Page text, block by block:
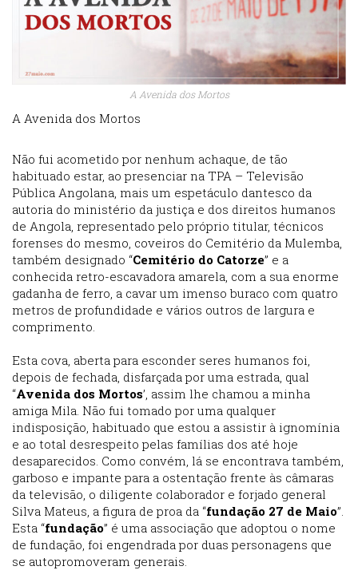
A Avenida dos Mortos
A Avenida dos Mortos
Não fui acometido por nenhum achaque, de tão
habituado estar, ao presenciar na TPA – Televisão
Pública Angolana, mais um espetáculo dantesco da
autoria do ministério da justiça e dos direitos humanos
de Angola, representado pelo próprio titular, técnicos
forenses do mesmo, coveiros do Cemitério da Mulemba,
também designado “Cemitério do Catorze” e a
conhecida retro-escavadora amarela, com a sua enorme
gadanha de ferro, a cavar um imenso buraco com quatro
metros de profundidade e vários outros de largura e
comprimento.
Esta cova, aberta para esconder seres humanos foi,
depois de fechada, disfarçada por uma estrada, qual
“Avenida dos Mortos’, assim lhe chamou a minha
amiga Mila. Não fui tomado por uma qualquer
indisposição, habituado que estou a assistir à ignomínia
e ao total desrespeito pelas famílias dos até hoje
desaparecidos. Como convém, lá se encontrava também,
garboso e impante para a ostentação frente às câmaras
da televisão, o diligente colaborador e forjado general
Silva Mateus, a figura de proa da “fundação 27 de Maio”.
Esta “fundação” é uma associação que adoptou o nome
de fundação, foi engendrada por duas personagens que
se autopromoveram generais.